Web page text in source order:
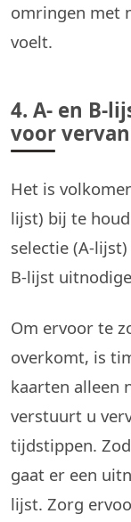
omringen met
voelt.
4. A- en B-
voor
Het is
lijst) bij te
selectie (A-
B-lijst
Om ervoor te
overkomt, is
kaarten alleen
verstuurt u
tijdstippen.
gaat er een
lijst. Zorg